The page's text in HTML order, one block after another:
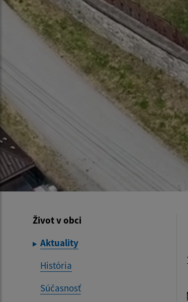
Život v obci
Aktuality
História
Súčasnosť